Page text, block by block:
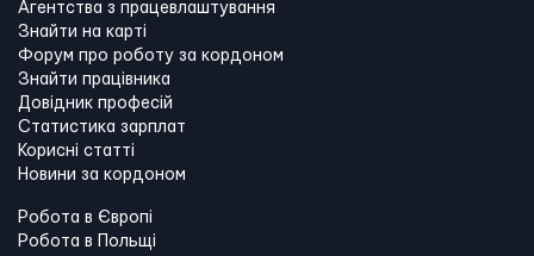
Агентства з працевлаштування
Знайти на карті
Форум про роботу за кордоном
Знайти працівника
Довідник професій
Статистика зарплат
Корисні статті
Новини за кордоном
Робота в Європі
Робота в Польщі